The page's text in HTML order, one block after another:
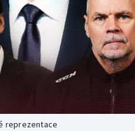
Futsal
Golf
Gymnastika
reprezentace